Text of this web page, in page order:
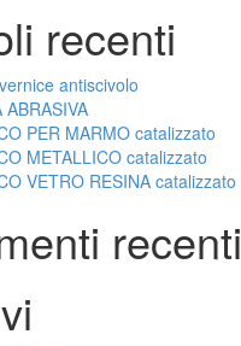
recenti
antiscivolo
ABRASIVA
PER MARMO catalizzato
METALLICO catalizzato
VETRO RESINA catalizzato
recenti